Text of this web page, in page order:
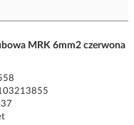
MRK 6mm2 czerwona